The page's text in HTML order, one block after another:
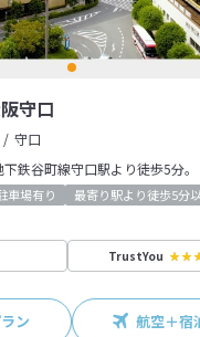
守口
守口
鉄谷町線守口駅より徒歩5分。
車場有り
最寄り駅より徒歩5分
TrustYou
ン 航空＋宿